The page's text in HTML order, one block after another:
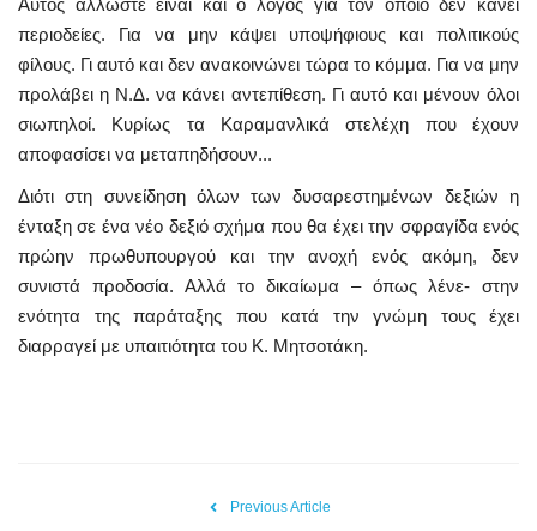
περιοδείες. Για να μην κάψει υποψήφιους και πολιτικούς
φίλους. Γι αυτό και δεν ανακοινώνει τώρα το κόμμα. Για να μην
προλάβει η Ν.Δ. να κάνει αντεπίθεση. Γι αυτό και μένουν όλοι
σιωπηλοί. Κυρίως τα Καραμανλικά στελέχη που έχουν
αποφασίσει να μεταπηδήσουν...
Διότι στη συνείδηση όλων των δυσαρεστημένων δεξιών η
ένταξη σε ένα νέο δεξιό σχήμα που θα έχει την σφραγίδα ενός
πρώην πρωθυπουργού και την ανοχή ενός ακόμη, δεν
συνιστά προδοσία. Αλλά το δικαίωμα – όπως λένε- στην
ενότητα της παράταξης που κατά την γνώμη τους έχει
διαρραγεί με υπαιτιότητα του Κ. Μητσοτάκη.
Previous Article